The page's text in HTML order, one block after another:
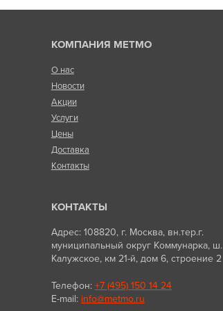
КОМПАНИЯ МЕТМО
О нас
Новости
Акции
Услуги
Цены
Доставка
Контакты
КОНТАКТЫ
Адрес: 108820, г. Москва, вн.тер.г.
муниципальный округ Коммунарка, ш.
Калужское, км 21-й, дом 6, строение 2
Телефон: +7 (495) 150 14 24
E-mail: info@metmo.ru